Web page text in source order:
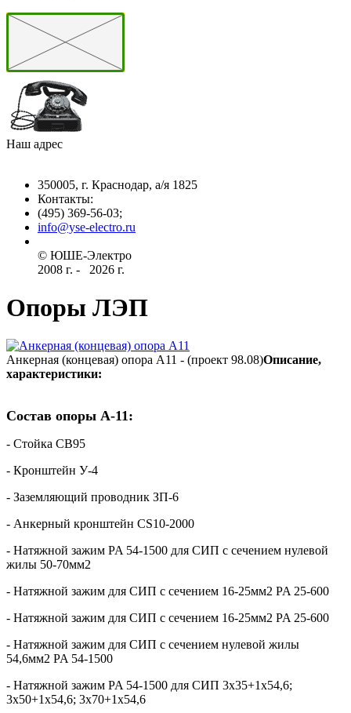
Наш адрес
350005, г. Краснодар, а/я 1825
Контакты: ­
(495) 369-56-03;
info@yse-electro.ru­
© ЮШЕ-Эл­ектро ­
2008 г­. - ­ ­­­­­
2026 г.
Опоры ЛЭП
Анкерная (концевая) опора А11 - (проект 98.08)Описание,
характеристики:
Состав опоры А-11:
- Стойка СВ95
- Кронштейн У-4
- Заземляющий проводник ЗП-6
- Анкерный кронштейн CS10-2000
- Натяжной зажим PA 54-1500 для СИП с сечением нулевой
жилы 50-70мм2
- Натяжной зажим для СИП с сечением 16-25мм2 PA 25-600
- Натяжной зажим для СИП с сечением 16-25мм2 PA 25-600
- Натяжной зажим для СИП с сечением нулевой жилы
54,6мм2 PA 54-1500
- Натяжной зажим PA 54-1500 для СИП 3х35+1х54,6;
3х50+1х54,6; 3х70+1х54,6